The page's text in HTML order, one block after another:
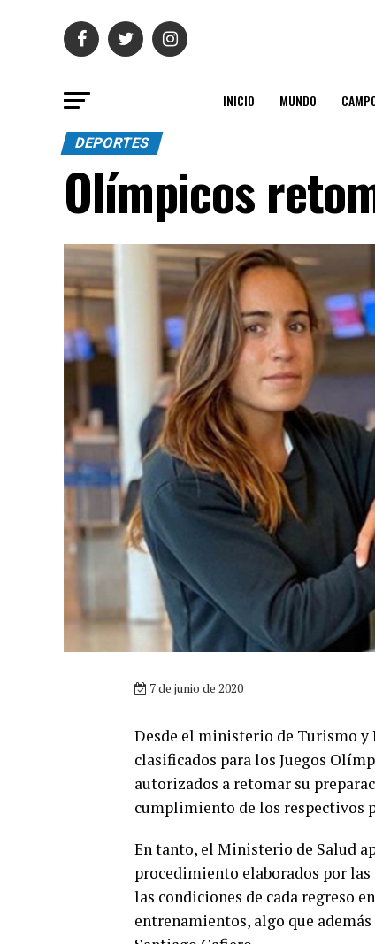
INICIO MUNDO
DEPORTES
Olímpicos
7 de junio de 2020
Desde el ministerio de Turismo
clasificados para los Juegos
autorizados a retomar su
cumplimiento de los respectivos
En tanto, el Ministerio de Salud
procedimiento elaborados por las
las condiciones de cada regreso
entrenamientos, algo que